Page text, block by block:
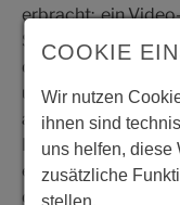
erbracht: ein
Schülern der
durchgeführt, bei
und Rheinberg
auch ein bisschen
Begegnung in den
eine direkte
der
COOKIE
Wir nutzen
ihnen sind
uns helfen, diese
zusätzliche
stellen.